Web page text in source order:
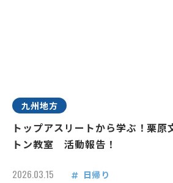
九州地方
トップアスリートから学ぶ！栗原
トン教室 活動報告！
2026.03.15 日帰り